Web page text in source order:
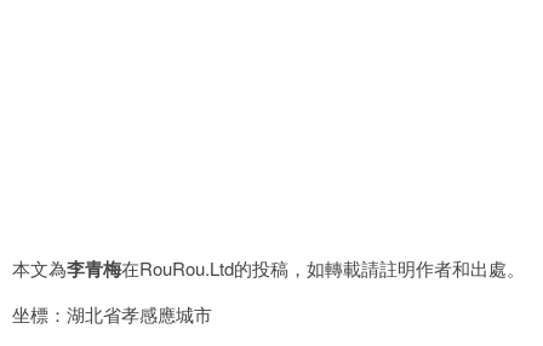
本文為李青梅在RouRou.Ltd的投稿，如轉載請註明作者和出處。
坐標：湖北省孝感應城市